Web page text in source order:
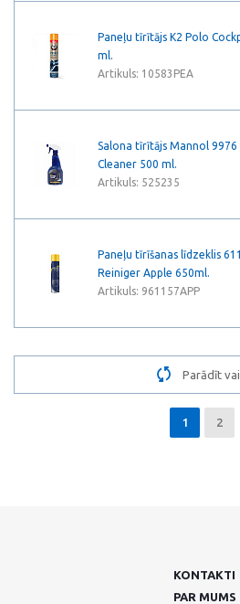
Paneļu tīrītājs K2 Polo
ml.
Artikuls: 10583PEA
Salona tīrītājs Mannol 9976
Сleaner 500 ml.
Artikuls: 525235
Paneļu tīrīšanas līdzeklis
Reiniger Apple 650ml.
Artikuls: 961157APP
Parādīt
1 2
KONTAKTI
PAR MUMS